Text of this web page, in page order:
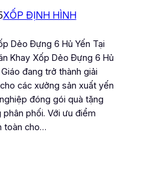
XỐP ĐỊNH HÌNH
Dẻo Đựng 6 Hủ Yến Tại
Khay Xốp Dẻo Đựng 6 Hủ
đang trở thành giải
các xưởng sản xuất yến
đóng gói quà tặng
phân phối. Với ưu điểm
toàn cho…